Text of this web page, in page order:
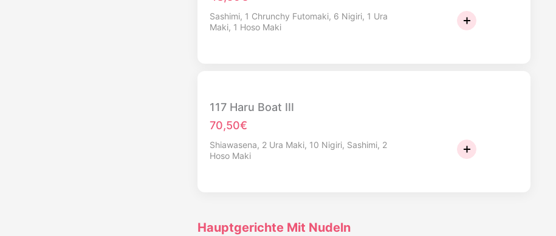
Sashimi, 1 Chrunchy Futomaki, 6 Nigiri, 1 Ura
Maki, 1 Hoso Maki
117 Haru Boat III
70,50€
Shiawasena, 2 Ura Maki, 10 Nigiri, Sashimi, 2
Hoso Maki
Hauptgerichte Mit Nudeln